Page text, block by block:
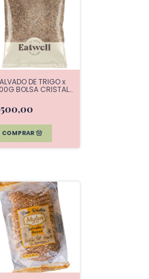
DE TRIGO x
BOLSA CRISTAL